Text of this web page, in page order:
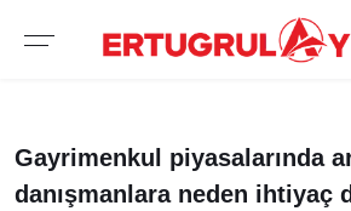
Gayrimenkul piyasalarında
danışmanlara neden ihtiyaç
Hakkımızda
EMLAK SITELERIMIZ